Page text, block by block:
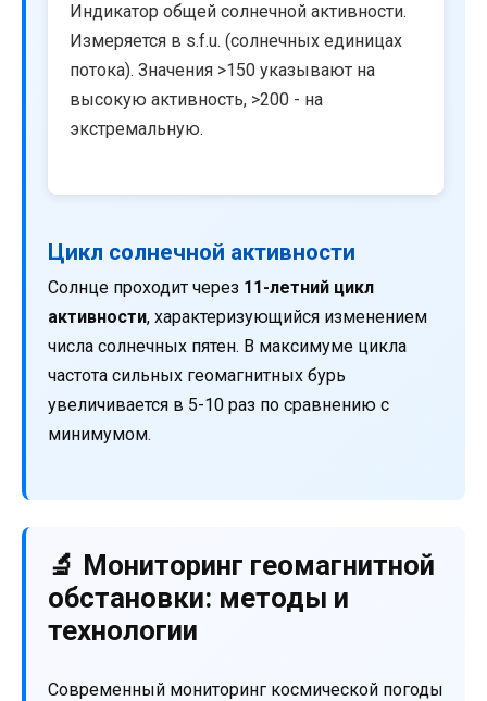
Индикатор общей солнечной активности.
Измеряется в s.f.u. (солнечных единицах
потока). Значения >150 указывают на
высокую активность, >200 - на
экстремальную.
Цикл солнечной активности
Солнце проходит через 11-летний цикл
активности, характеризующийся изменением
числа солнечных пятен. В максимуме цикла
частота сильных геомагнитных бурь
увеличивается в 5-10 раз по сравнению с
минимумом.
🔬 Мониторинг геомагнитной
обстановки: методы и
технологии
Современный мониторинг космической погоды